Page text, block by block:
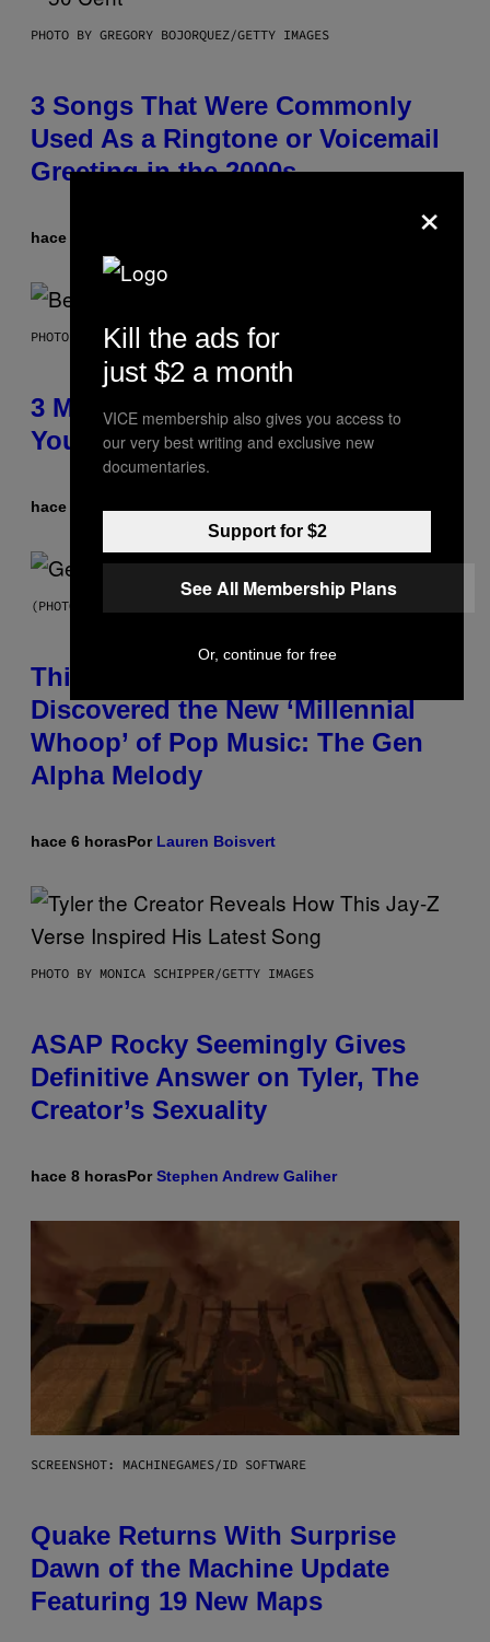
PHOTO BY GREGORY BOJORQUEZ/GETTY IMAGES
3 Songs That Were Commonly
Used As a Ringtone or Voicemail
Greeting in the 2000s
hace 6 horas
PHOTO BY KEVIN WINTER/GETTY IMAGES FOR RADIO DISNEY
3 Millennial Anthems That Make
You Think of Your Best Friend
hace 6 horas
(PHOTO BY TAYLOR HILL/GETTY IMAGES)
This Researcher Accidentally
Discovered the New ‘Millennial
Whoop’ of Pop Music: The Gen
Alpha Melody
hace 6 horasPor Lauren Boisvert
PHOTO BY MONICA SCHIPPER/GETTY IMAGES
ASAP Rocky Seemingly Gives
Definitive Answer on Tyler, The
Creator’s Sexuality
hace 8 horasPorStephen Andrew Galiher
SCREENSHOT: MACHINEGAMES/ID SOFTWARE
Quake Returns With Surprise
Dawn of the Machine Update
Featuring 19 New Maps
×
Kill the ads for
just $2 a month
VICE membership also gives you access to
our very best writing and exclusive new
documentaries.
Support for $2
See All Membership Plans
Or, continue for free